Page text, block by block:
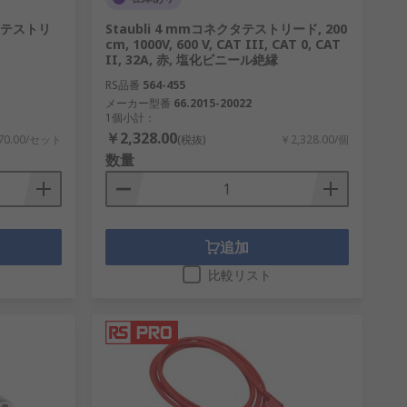
ストリ
セット
Staubli 4 mmコネクタテストリード, 200
cm, 1000V, 600 V, CAT III, CAT 0, CAT
II, 32A, 赤, 塩化ビニール絶縁
RS品番 564-455
メーカー型番 66.2015-20022
1個小計：
￥2,328.00(税抜) ￥2,328.00/個
数量
追加
比較リスト